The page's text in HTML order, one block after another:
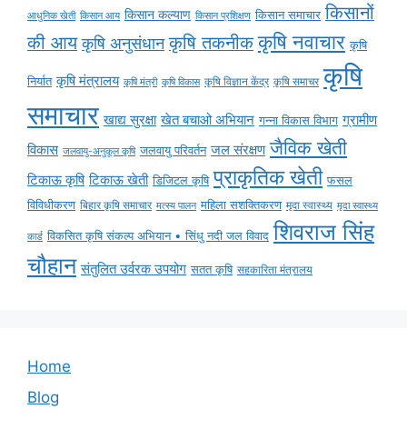
आधुनिक खेती किसान आय किसान कल्याण किसान प्रशिक्षण किसान समाचार किसानों
की आय कृषि अनुसंधान कृषि तकनीक कृषि नवाचार कृषि
निर्यात कृषि मंत्रालय कृषि मंत्री कृषि विकास कृषि विज्ञान केंद्र कृषि समाचर कृषि
समाचार खाद्य सुरक्षा खेत बचाओ अभियान गन्ना विकास विभाग ग्रामीण
विकास जलवायु-अनुकूल कृषि जलवायु परिवर्तन जल संरक्षण जैविक खेती
टिकाऊ कृषि टिकाऊ खेती डिजिटल कृषि प्राकृतिक खेती फसल
विविधीकरण बिहार कृषि समाचार मत्स्य पालन महिला सशक्तिकरण मृदा स्वास्थ्य मृदा स्वास्थ्य
कार्ड विकसित कृषि संकल्प अभियान • सिंधु नदी जल विवाद शिवराज सिंह
चौहान संतुलित उर्वरक उपयोग सतत कृषि सहकारिता मंत्रालय
Home
Blog